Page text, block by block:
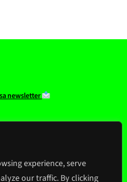
experience, serve
our traffic. By clicking
newsletter